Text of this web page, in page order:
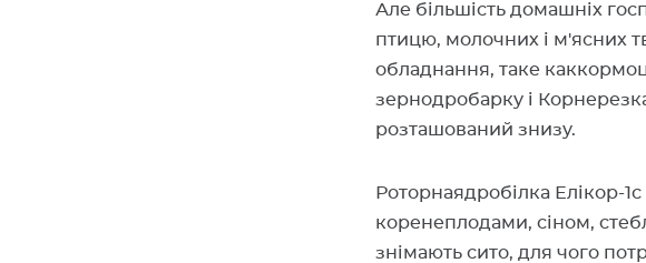
Але більшість домашніх
птицю, молочних і м'ясних
обладнання, таке
зернодробарку і
розташований знизу.
Роторнаядробілка Елікор-
коренеплодами, сіном,
знімають сито, для чого